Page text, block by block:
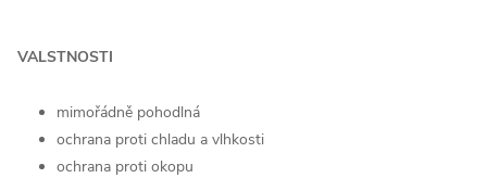
VALSTNOSTI
mimořádně pohodlná
ochrana proti chladu a vlhkosti
ochrana proti okopu